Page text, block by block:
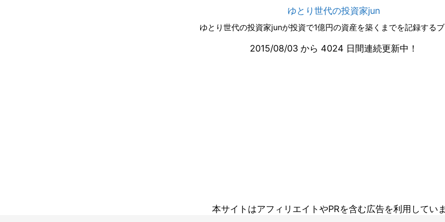
ゆとり世代の投資家jun
ゆとり世代の投資家junが投資で1億円の資産を築くまでを記録するブ
2015/08/03 から 4024 日間連続更新中！
本サイトはアフィリエイトやPRを含む広告を利用してい